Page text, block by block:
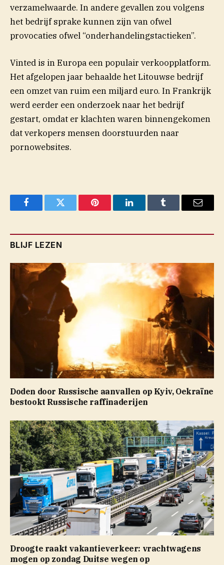
verzamelwaarde. In andere gevallen zou volgens
het bedrijf sprake kunnen zijn van ofwel
provocaties ofwel “onderhandelingstactieken”.
Vinted is in Europa een populair verkoopplatform.
Het afgelopen jaar behaalde het Litouwse bedrijf
een omzet van ruim een miljard euro. In Frankrijk
werd eerder een onderzoek naar het bedrijf
gestart, omdat er klachten waren binnengekomen
dat verkopers mensen doorstuurden naar
pornowebsites.
FacebookTwitter Pinterest LinkedInTumblr Email
BLIJF LEZEN
Doden door Russische aanvallen op Kyiv, Oekraïne
bestookt Russische raffinaderijen
Droogte raakt vakantieverkeer: vrachtwagens
mogen op zondag Duitse wegen op